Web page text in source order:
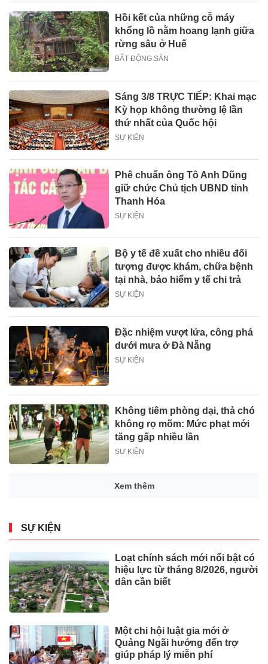
Hồi kết của những cỗ máy
khổng lồ nằm hoang lạnh giữa
rừng sâu ở Huế
BẤT ĐỘNG SẢN
Sáng 3/8 TRỰC TIẾP: Khai mạc
Kỳ họp không thường lệ lần
thứ nhất của Quốc hội
SỰ KIỆN
Phê chuẩn ông Tô Anh Dũng
giữ chức Chủ tịch UBND tỉnh
Thanh Hóa
SỰ KIỆN
Bộ y tế đề xuất cho nhiều đối
tượng được khám, chữa bệnh
tại nhà, bảo hiểm y tế chi trả
SỰ KIỆN
Đặc nhiệm vượt lửa, công phá
dưới mưa ở Đà Nẵng
SỰ KIỆN
Không tiêm phòng dại, thả chó
không rọ mõm: Mức phạt mới
tăng gấp nhiều lần
SỰ KIỆN
Xem thêm
SỰ KIỆN
Loạt chính sách mới nổi bật có
hiệu lực từ tháng 8/2026, người
dân cần biết
Một chi hội luật gia mới ở
Quảng Ngãi hướng đến trợ
giúp pháp lý miễn phí